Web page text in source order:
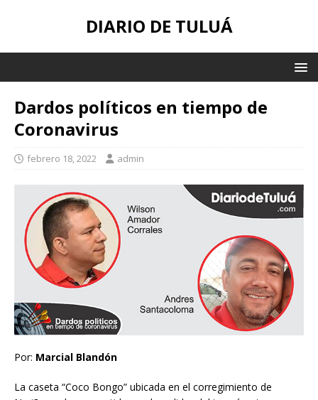
DIARIO DE TULUÁ
Dardos políticos en tiempo de
Coronavirus
febrero 18, 2022 admin
Por: Marcial Blandón
La caseta “Coco Bongo” ubicada en el corregimiento de